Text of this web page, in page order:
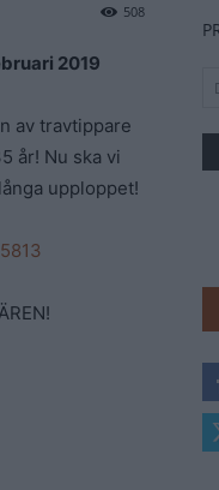
508
2019
av travtippare
år! Nu ska vi
upploppet!